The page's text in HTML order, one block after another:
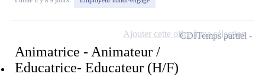
Animatrice - Animateur /
Educatrice- Educateur (H/F)
CDITemps partiel
Ajouter cette offre à ma sélection